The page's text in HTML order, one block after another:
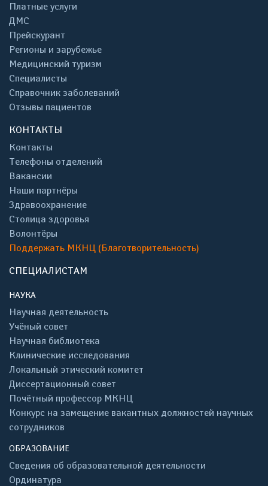
Платные услуги
ДМС
Прейскурант
Регионы и зарубежье
Медицинский туризм
Специалисты
Справочник заболеваний
Отзывы пациентов
КОНТАКТЫ
Контакты
Телефоны отделений
Вакансии
Наши партнёры
Здравоохранение
Столица здоровья
Волонтёры
Поддержать МКНЦ (Благотворительность)
СПЕЦИАЛИСТАМ
НАУКА
Научная деятельность
Учёный совет
Научная библиотека
Клинические исследования
Локальный этический комитет
Диссертационный совет
Почётный профессор МКНЦ
Конкурс на замещение вакантных должностей научных
сотрудников
ОБРАЗОВАНИЕ
Сведения об образовательной деятельности
Ординатура